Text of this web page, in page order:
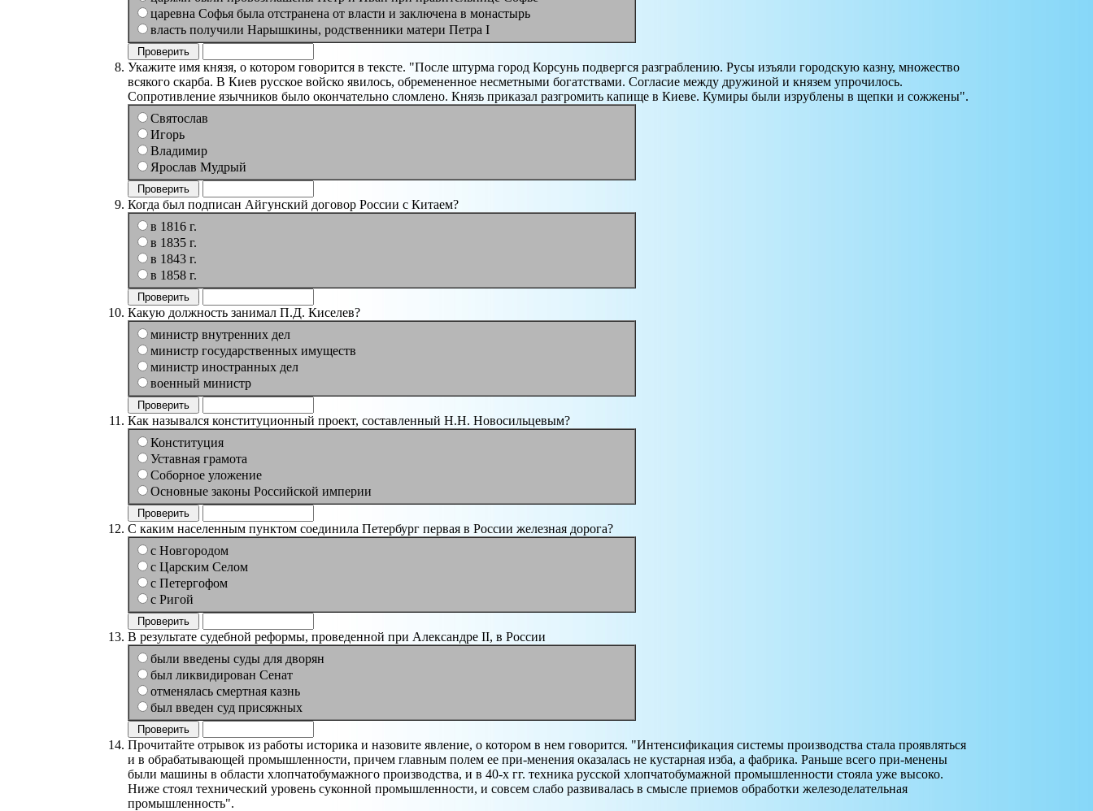
царевна Софья была отстранена от власти и заключена в монастырь
власть получили Нарышкины, родственники матери Петра I
Укажите имя князя, о котором говорится в тексте. "После штурма город Корсунь подвергся разграблению. Русы изъяли городскую казну, множество
всякого скарба. В Киев русское войско явилось, обремененное несметными богатствами. Согласие между дружиной и князем упрочилось.
Сопротивление язычников было окончательно сломлено. Князь приказал разгромить капище в Киеве. Кумиры были изрублены в щепки и сожжены".
Святослав
Игорь
Владимир
Ярослав Мудрый
Когда был подписан Айгунский договор России с Китаем?
в 1816 г.
в 1835 г.
в 1843 г.
в 1858 г.
Какую должность занимал П.Д. Киселев?
министр внутренних дел
министр государственных имуществ
министр иностранных дел
военный министр
Как назывался конституционный проект, составленный Н.Н. Новосильцевым?
Конституция
Уставная грамота
Соборное уложение
Основные законы Российской империи
С каким населенным пунктом соединила Петербург первая в России железная дорога?
с Новгородом
с Царским Селом
с Петергофом
с Ригой
В результате судебной реформы, проведенной при Александре II, в России
были введены суды для дворян
был ликвидирован Сенат
отменялась смертная казнь
был введен суд присяжных
Прочитайте отрывок из работы историка и назовите явление, о котором в нем говорится. "Интенсификация системы производства стала проявляться
и в обрабатывающей промышленности, причем главным полем ее при-менения оказалась не кустарная изба, а фабрика. Раньше всего при-менены
были машины в области хлопчатобумажного производства, и в 40-х гг. техника русской хлопчатобумажной промышленности стояла уже высоко.
Ниже стоял технический уровень суконной промышленности, и совсем слабо развивалась в смысле приемов обработки железоделательная
промышленность".